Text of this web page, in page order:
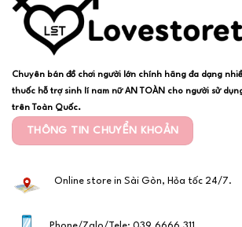
Chuyên bán đồ chơi người lớn chính hãng đa dạng
thuốc hỗ trợ sinh lí nam nữ AN TOÀN cho người sử
trên Toàn Quốc.
THÔNG TIN CHUYỂN KHOẢN
Online store in Sài Gòn, Hỏa tốc 24/7.